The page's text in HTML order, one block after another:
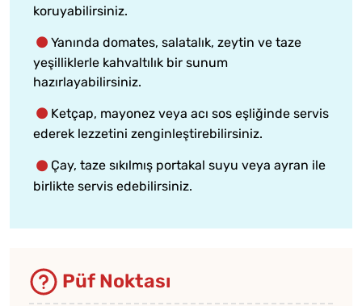
koruyabilirsiniz.
Yanında domates, salatalık, zeytin ve taze
yeşilliklerle kahvaltılık bir sunum
hazırlayabilirsiniz.
Ketçap, mayonez veya acı sos eşliğinde servis
ederek lezzetini zenginleştirebilirsiniz.
Çay, taze sıkılmış portakal suyu veya ayran ile
birlikte servis edebilirsiniz.
Püf Noktası